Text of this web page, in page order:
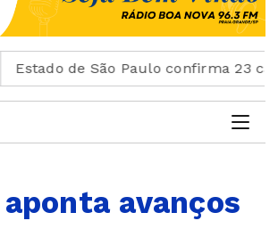
de São Paulo confirma 23 casos de
avanços